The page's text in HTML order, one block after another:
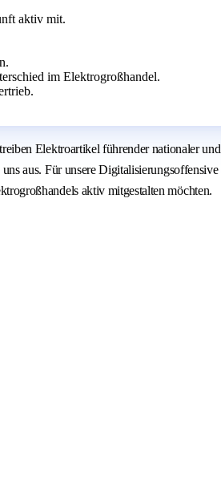
aktiv mit.
im Elektrogroßhandel.
Elektroartikel führender nationaler
aus. Für unsere
aktiv mitgestalten möchten.